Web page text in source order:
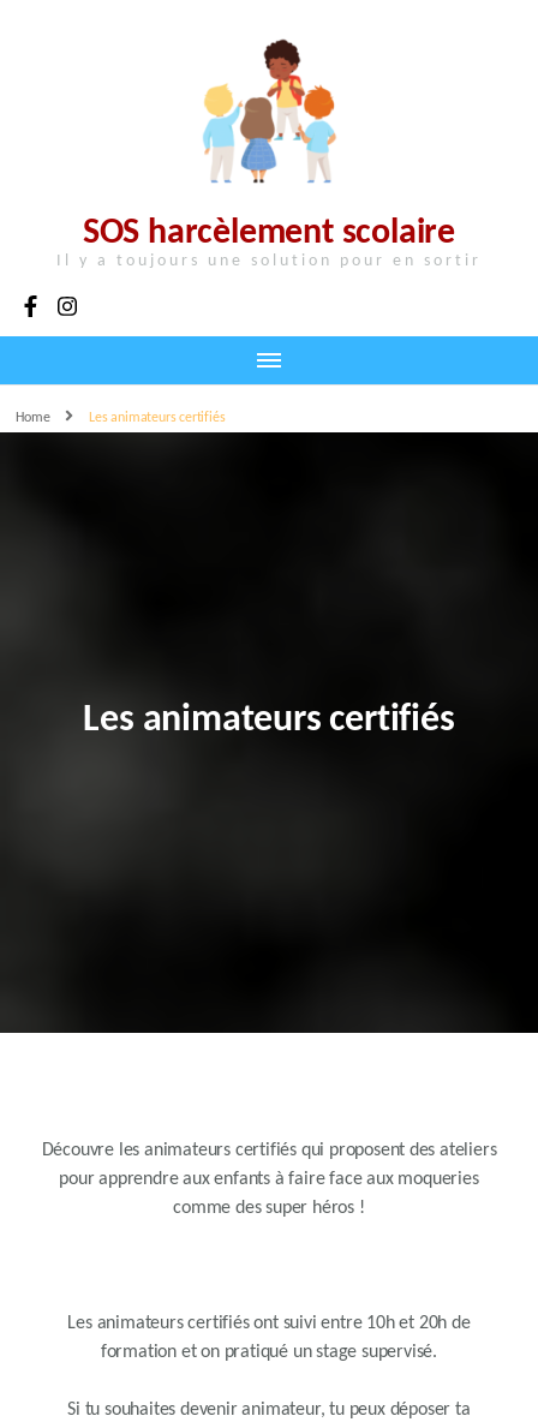
SOS harcèlement scolaire
Il y a toujours une solution pour en sortir
Home Les animateurs certifiés
Les animateurs certifiés
Découvre les animateurs certifiés qui proposent des ateliers
pour apprendre aux enfants à faire face aux moqueries
comme des super héros !
Les animateurs certifiés ont suivi entre 10h et 20h de
formation et on pratiqué un stage supervisé.
Si tu souhaites devenir animateur, tu peux déposer ta